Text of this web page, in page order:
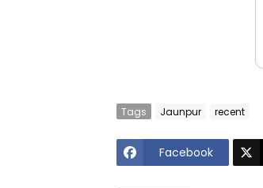
Tags Jaunpur recent
Facebook